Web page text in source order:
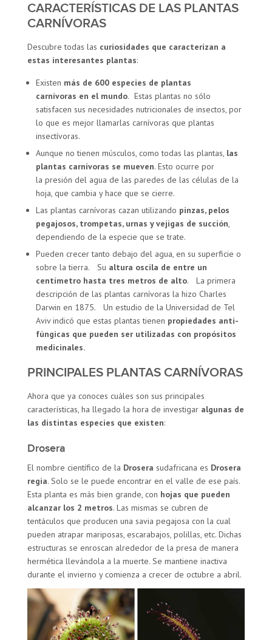
CARACTERÍSTICAS DE LAS PLANTAS
CARNÍVORAS
Descubre todas las curiosidades que caracterizan a
estas interesantes plantas:
Existen más de 600 especies de plantas
carnívoras en el mundo. Estas plantas no sólo
satisfacen sus necesidades nutricionales de insectos, por
lo que es mejor llamarlas carnívoras que plantas
insectívoras.
Aunque no tienen músculos, como todas las plantas, las
plantas carnívoras se mueven. Esto ocurre por
la presión del agua de las paredes de las células de la
hoja, que cambia y hace que se cierre.
Las plantas carnívoras cazan utilizando pinzas, pelos
pegajosos, trompetas, urnas y vejigas de succión,
dependiendo de la especie que se trate.
Pueden crecer tanto debajo del agua, en su superficie o
sobre la tierra. Su altura oscila de entre un
centímetro hasta tres metros de alto. La primera
descripción de las plantas carnívoras la hizo Charles
Darwin en 1875. Un estudio de la Universidad de Tel
Aviv indicó que estas plantas tienen propiedades anti-
fúngicas que pueden ser utilizadas con propósitos
medicinales.
PRINCIPALES PLANTAS CARNÍVORAS
Ahora que ya conoces cuáles son sus principales
características, ha llegado la hora de investigar algunas de
las distintas especies que existen:
Drosera
El nombre científico de la Drosera sudafricana es Drosera
regia. Solo se le puede encontrar en el valle de ese país.
Esta planta es más bien grande, con hojas que pueden
alcanzar los 2 metros. Las mismas se cubren de
tentáculos que producen una savia pegajosa con la cual
pueden atrapar mariposas, escarabajos, polillas, etc. Dichas
estructuras se enroscan alrededor de la presa de manera
hermética llevándola a la muerte. Se mantiene inactiva
durante el invierno y comienza a crecer de octubre a abril.